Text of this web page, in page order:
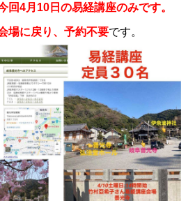
回4月10日の易経講座のみです。
場に戻り、予約不要です。